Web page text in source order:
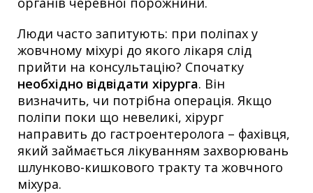
Люди часто запитують: при поліпах у
жовчному міхурі до якого лікаря слід
прийти на консультацію? Спочатку
необхідно відвідати хірурга. Він
визначить, чи потрібна операція. Якщо
поліпи поки що невеликі, хірург
направить до гастроентеролога – фахівця,
який займається лікуванням захворювань
шлунково-кишкового тракту та жовчного
міхура.